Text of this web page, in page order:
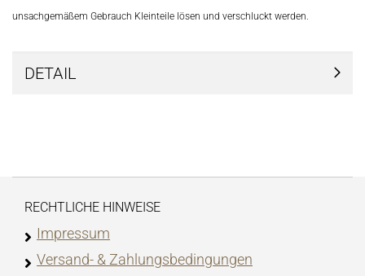
unsachgemäßem Gebrauch Kleinteile lösen und verschluckt werden.
DETAIL
RECHTLICHE HINWEISE
Impressum
Versand- & Zahlungsbedingungen